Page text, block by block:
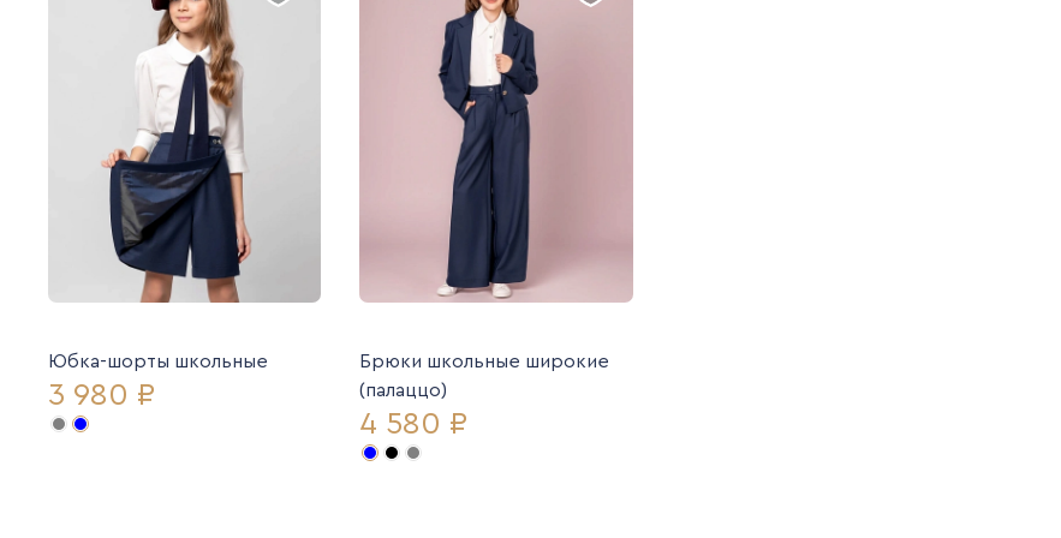
Юбка-шорты школьные
3 980 ₽
Брюки школьные широкие
(палаццо)
4 580 ₽